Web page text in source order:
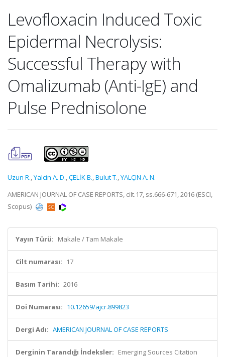
Levofloxacin Induced Toxic
Epidermal Necrolysis:
Successful Therapy with
Omalizumab (Anti-IgE) and
Pulse Prednisolone
Uzun R.,Yalcin A. D.,ÇELİK B.,Bulut T.,YALÇIN A. N.
AMERICAN JOURNAL OF CASE REPORTS, cilt.17, ss.666-671, 2016 (ESCI,
Scopus)
Yayın Türü: Makale / Tam Makale
Cilt numarası: 17
Basım Tarihi: 2016
Doi Numarası: 10.12659/ajcr.899823
Dergi Adı: AMERICAN JOURNAL OF CASE REPORTS
Derginin Tarandığı İndeksler: Emerging Sources Citation